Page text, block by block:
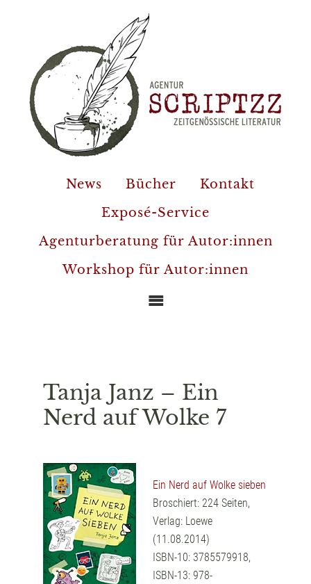
News Bücher
Kontakt
Exposé-Service
Agenturberatung für Autor:innen
Workshop für Autor:innen
Tanja Janz – Ein
Nerd auf Wolke 7
Ein Nerd auf Wolke sieben
Broschiert: 224 Seiten,
Verlag: Loewe
(11.08.2014)
ISBN-10: 3785579918,
ISBN-13: 978-